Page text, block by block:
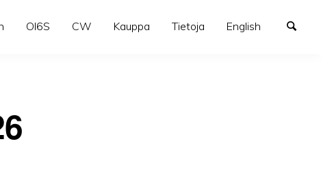
OI6S CW Kauppa Tietoja English